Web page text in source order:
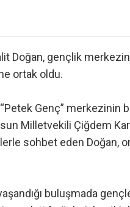
Doğan, gençlik
ortak oldu.
Genç” merkezinin
Milletvekili Çiğdem
sohbet eden Doğan,
buluşmada